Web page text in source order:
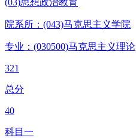
(03)思想政治教育
院系所：(043)马克思主义学院
专业：(030500)马克思主义理论
321
总分
40
科目一